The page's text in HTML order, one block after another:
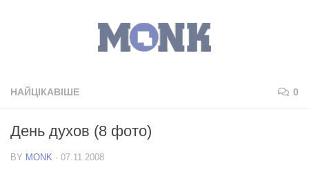
НАЙЦІКАВІШЕ 0
День духов (8 фото)
BY MONK · 07.11.2008